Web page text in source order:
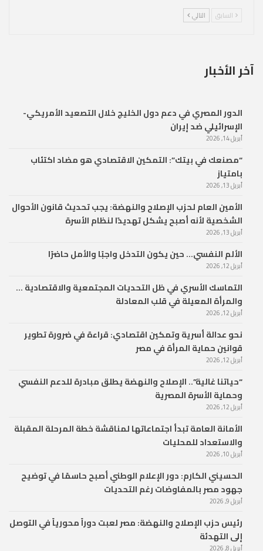
السابق التالي
آخر الأخبار
الدور المصري في دعم دول الخليج خلال التصعيد الأمريكي-
الإسرائيلي ضد إيران
أبريل 14, 2026
“مصنعك في بيتك”: التمكين الاقتصادي هو مضاد اكتئاب
بامتياز
أبريل 13, 2026
الأمين العام لحزب الإصلاح والنهضة: يجب تحديث قانون الأحوال
الشخصية لأنه أصبح يشكل تهديدًا لنظام الأسرة
أبريل 13, 2026
الألم النفسي… حين يكون التدخل واجبًا والأمل حاضرًا
أبريل 12, 2026
التماسك الأسري في ظل التحديات المجتمعية والاقتصادية …
والمرأة المعيلة في قلب المعادلة
أبريل 12, 2026
نحو عدالة أسرية وتمكين اقتصادي: قراءة في ضرورة تطوير
قوانين حماية المرأة في مصر
أبريل 12, 2026
“حياتنا غالية”.. الإصلاح والنهضة يطلق مبادرة للدعم النفسي
وحماية الأسرة المصرية
أبريل 12, 2026
الأمانة العامة تبدأ اجتماعاتها لمناقشة خطة المرحلة المقبلة
والاستعداد للمحليات
أبريل 10, 2026
الحسيني الكارم: دور الإعلام الوطني أصبح حاسمًا في توضيح
جهود مصر بالمفاوضات رغم التحديات
أبريل 9, 2026
رئيس حزب الإصلاح والنهضة: مصر لعبت دوراً محورياً في التوصل
إلى التهدئة
أبريل 8, 2026